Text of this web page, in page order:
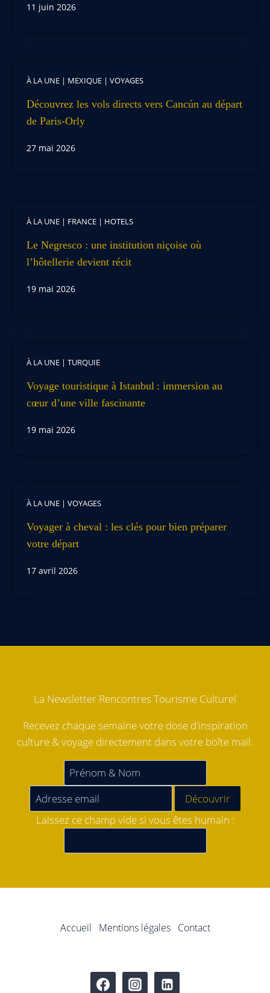
11 juin 2026
À LA UNE | MEXIQUE | VOYAGES
Découvrez les vols directs vers Cancún au départ
de Paris-Orly
27 mai 2026
À LA UNE | FRANCE | HOTELS
Le Negresco : une institution niçoise où
l’hôtellerie devient récit
19 mai 2026
À LA UNE | TURQUIE
Voyage touristique à Istanbul : immersion au
cœur d’une ville fascinante
19 mai 2026
À LA UNE | VOYAGES
Voyager à cheval : les clés pour bien préparer
votre départ
17 avril 2026
La Newsletter Rencontres Tourisme Culturel
Recevez chaque semaine votre dose d'inspiration
culture & voyage directement dans votre boîte mail.
Laissez ce champ vide si vous êtes humain :
Accueil Mentions légales Contact